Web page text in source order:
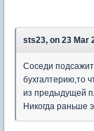
sts23, on 23 Mar
Соседи
бухгалтерию,то
из предыдущей
Никогда раньше